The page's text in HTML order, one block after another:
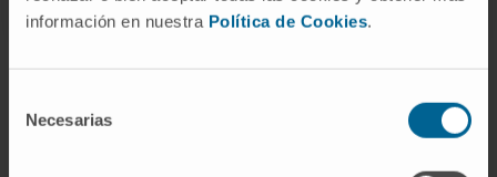
información en nuestra Política de Cookies.
Necesarias